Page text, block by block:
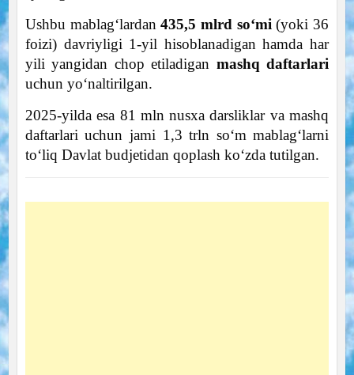
Ushbu mablag‘lardan435,5 mlrd so‘mi (yoki 36
foizi) davriyligi 1-yil hisoblanadigan hamda har
yili yangidan chop etiladigan mashq daftarlari
uchun yo‘naltirilgan.
2025-yilda esa 81 mln nusxa darsliklar va mashq
daftarlari uchun jami 1,3 trln so‘m mablag‘larni
to‘liq Davlat budjetidan qoplash ko‘zda tutilgan.